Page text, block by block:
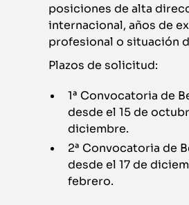
posiciones de alta
internacional, años de
profesional o situación
Plazos de solicitud:
1ª Convocatoria de
desde el 15 de
diciembre.
2ª Convocatoria de
desde el 17 de
febrero.